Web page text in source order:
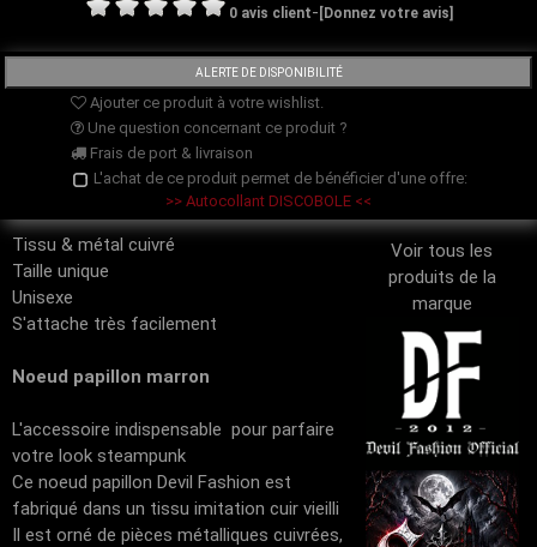
0 avis client- [Donnez votre avis]
Ajouter ce produit à votre wishlist.
Une question concernant ce produit ?
Frais de port & livraison
L'achat de ce produit permet de bénéficier d'une offre:
>> Autocollant DISCOBOLE <<
Voir tous les
produits de la
marque
Tissu & métal cuivré
Taille unique
Unisexe
S'attache très facilement
Noeud papillon marron
L'accessoire indispensable pour parfaire
votre look steampunk
Ce noeud papillon Devil Fashion est
fabriqué dans un tissu imitation cuir vieilli
Il est orné de pièces métalliques cuivrées,